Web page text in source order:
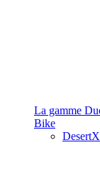
La gamme
Bike
DesertX